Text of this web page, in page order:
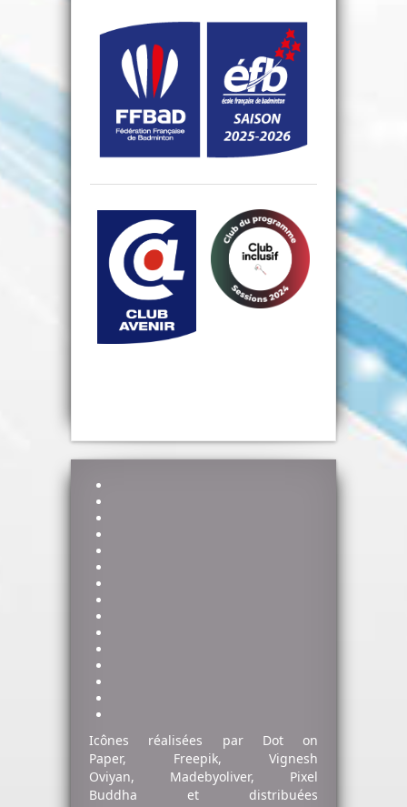
Icônes réalisées par Dot on
Paper, Freepik, Vignesh
Oviyan, Madebyoliver, Pixel
Buddha et distribuées